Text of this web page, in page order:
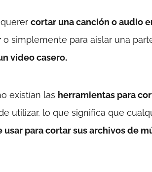
cortar una canción o audio
o simplemente para aislar una
video casero.
existían las herramientas para
utilizar, lo que significa que
usar para cortar sus archivos de